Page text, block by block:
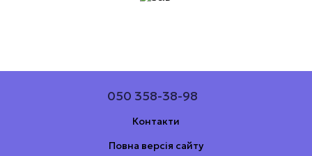
050 358-38-98
Контакти
Повна версія сайту